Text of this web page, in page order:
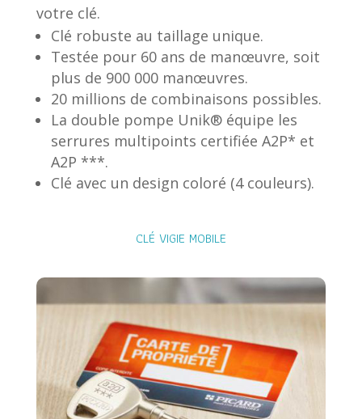
votre clé.
Clé robuste au taillage unique.
Testée pour 60 ans de manœuvre, soit
plus de 900 000 manœuvres.
20 millions de combinaisons possibles.
La double pompe Unik® équipe les
serrures multipoints certifiée A2P* et
A2P ***.
Clé avec un design coloré (4 couleurs).
CLÉ VIGIE MOBILE